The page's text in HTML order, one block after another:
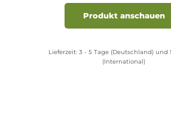
Produkt anschauen
Lieferzeit: 3 - 5 Tage (Deutschland) und
(International)